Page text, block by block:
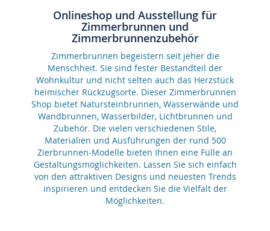
Onlineshop und Ausstellung für
Zimmerbrunnen und
Zimmerbrunnenzubehör
Zimmerbrunnen begeistern seit jeher die
Menschheit. Sie sind fester Bestandteil der
Wohnkultur und nicht selten auch das Herzstück
heimischer Rückzugsorte. Dieser Zimmerbrunnen
Shop bietet Natursteinbrunnen, Wasserwände und
Wandbrunnen, Wasserbilder, Lichtbrunnen und
Zubehör. Die vielen verschiedenen Stile,
Materialien und Ausführungen der rund 500
Zierbrunnen-Modelle bieten Ihnen eine Fülle an
Gestaltungsmöglichkeiten. Lassen Sie sich einfach
von den attraktiven Designs und neuesten Trends
inspirieren und entdecken Sie die Vielfalt der
Möglichkeiten.